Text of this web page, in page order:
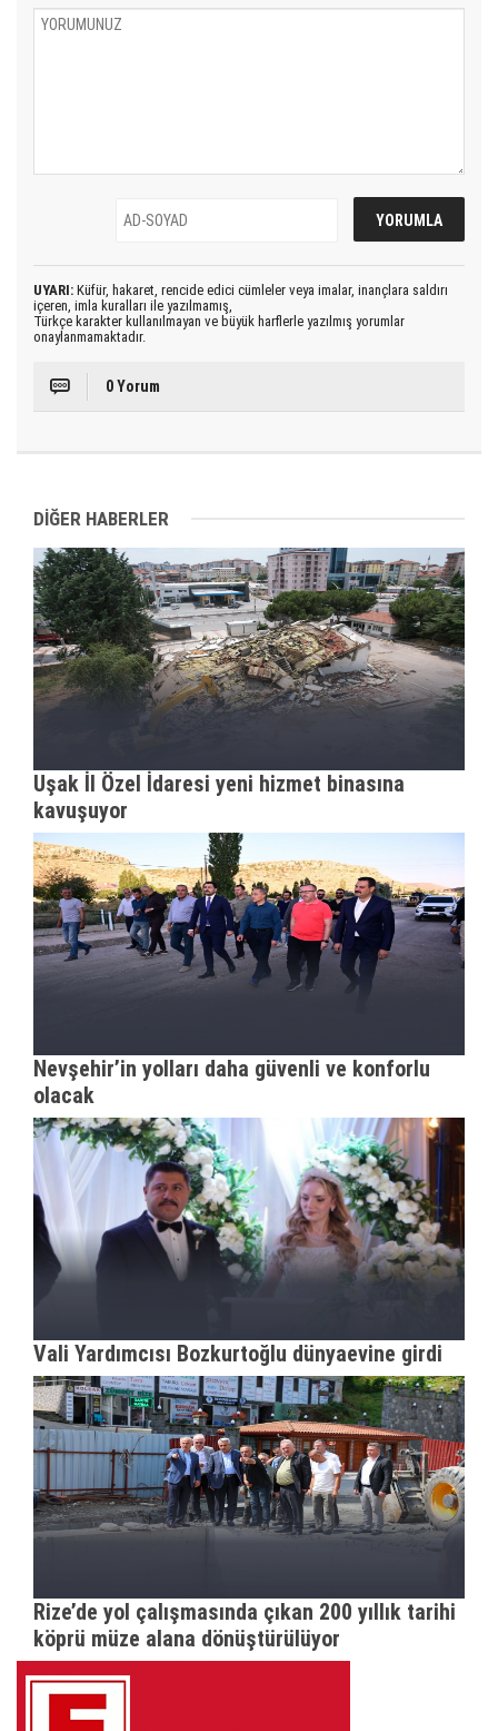
UYARI: Küfür, hakaret, rencide edici cümleler veya imalar, inançlara saldırı
içeren, imla kuralları ile yazılmamış,
Türkçe karakter kullanılmayan ve büyük harflerle yazılmış yorumlar
onaylanmamaktadır.
0 Yorum
DİĞER HABERLER
Uşak İl Özel İdaresi yeni hizmet binasına
kavuşuyor
Nevşehir’in yolları daha güvenli ve konforlu
olacak
Vali Yardımcısı Bozkurtoğlu dünyaevine girdi
Rize’de yol çalışmasında çıkan 200 yıllık tarihi
köprü müze alana dönüştürülüyor